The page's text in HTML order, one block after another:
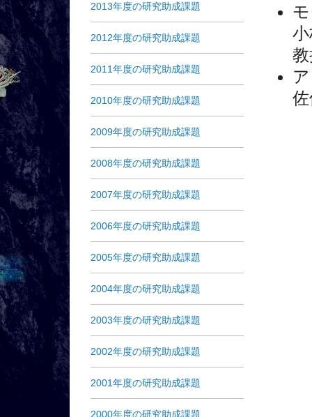
2013年度の研究助成課題
2012年度の研究助成課題
2011年度の研究助成課題
2010年度の研究助成課題
2009年度の研究助成課題
2008年度の研究助成課題
2007年度の研究助成課題
2006年度の研究助成課題
2005年度の研究助成課題
2004年度の研究助成課題
2003年度の研究助成課題
2002年度の研究助成課題
2001年度の研究助成課題
2000年度の研究助成課題